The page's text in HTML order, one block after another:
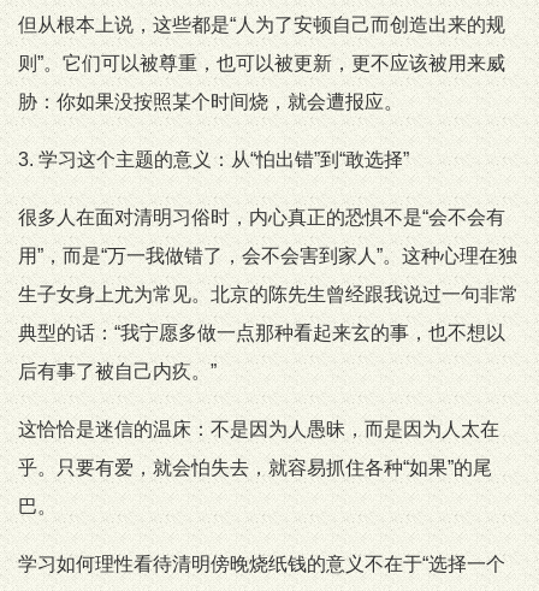
但从根本上说，这些都是“人为了安顿自己而创造出来的规
则”。它们可以被尊重，也可以被更新，更不应该被用来威
胁：你如果没按照某个时间烧，就会遭报应。
3. 学习这个主题的意义：从“怕出错”到“敢选择”
很多人在面对清明习俗时，内心真正的恐惧不是“会不会有
用”，而是“万一我做错了，会不会害到家人”。这种心理在独
生子女身上尤为常见。北京的陈先生曾经跟我说过一句非常
典型的话：“我宁愿多做一点那种看起来玄的事，也不想以
后有事了被自己内疚。”
这恰恰是迷信的温床：不是因为人愚昧，而是因为人太在
乎。只要有爱，就会怕失去，就容易抓住各种“如果”的尾
巴。
学习如何理性看待清明傍晚烧纸钱的意义不在于“选择一个